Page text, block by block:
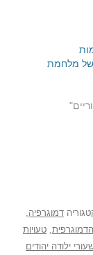
של מלחמת
דמוגרפיה,
, טעויות
ילודה יהודים